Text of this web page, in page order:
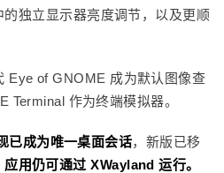
独立显示器亮度调节，以及更顺
Eye of GNOME 成为默认图像查
Terminal 作为终端模拟器。
已成为唯一桌面会话，新版已移
应用仍可通过 XWayland 运行。